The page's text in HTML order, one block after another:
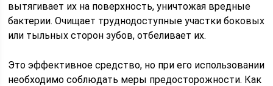
вытягивает их на поверхность, уничтожая вредные
бактерии. Очищает труднодоступные участки боковых
или тыльных сторон зубов, отбеливает их.
Это эффективное средство, но при его использовании
необходимо соблюдать меры предосторожности. Как